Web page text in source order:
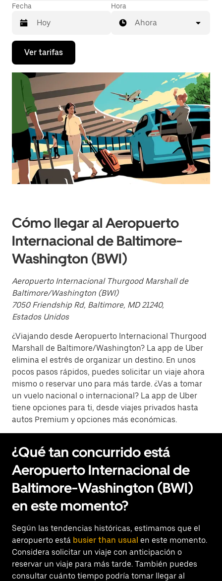
Fecha
Presiona
flecha
hacia
abajo
para
interactuar
con
calendario
y
selecciona
una
fecha.
Presiona
la
el
calendario.
Hora
Ahora
Ver tarifas
Cómo llegar al Aeropuerto
Internacional de Baltimore-
Washington (BWI)
Aeropuerto Internacional Thurgood Marshall de
Baltimore/Washington (BWI)
7050 Friendship Rd, Baltimore, MD 21240,
Estados Unidos
¿Viajando desde Aeropuerto Internacional Thurgood
Marshall de Baltimore/Washington? La app de Uber
elimina el estrés de organizar un destino. En unos
pocos pasos rápidos, puedes solicitar un viaje ahora
mismo o reservar uno para más tarde. ¿Vas a tomar
un vuelo nacional o internacional? La app de Uber
tiene opciones para ti, desde viajes privados hasta
autos Premium y opciones más económicas.
¿Qué tan concurrido está
Aeropuerto Internacional de
Baltimore-Washington (BWI)
en este momento?
Según las tendencias históricas, estimamos que el
aeropuerto está busier than usual en este momento.
Considera solicitar un viaje con anticipación o
reservar un viaje para más tarde. También puedes
consultar cuánto tiempo podría tomar llegar al